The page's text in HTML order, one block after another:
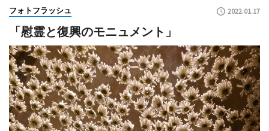
フォトフラッシュ 2022.01.17
「慰霊と復興のモニュメント」